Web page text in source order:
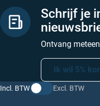
Schrijf je
Ontvang
Ik wil 5%
Incl. BTW Excl. BTW